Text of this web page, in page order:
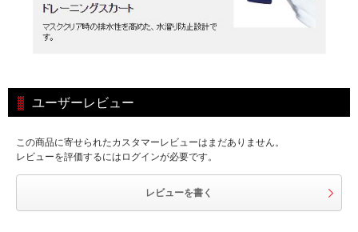
ユーザーレビュー
この商品に寄せられたカスタマーレビューはまだありません。
レビューを評価するにはログインが必要です。
レビューを書く